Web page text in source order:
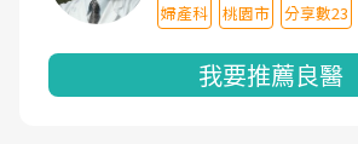
婦產科 桃園市 分享數23
我要推薦良醫